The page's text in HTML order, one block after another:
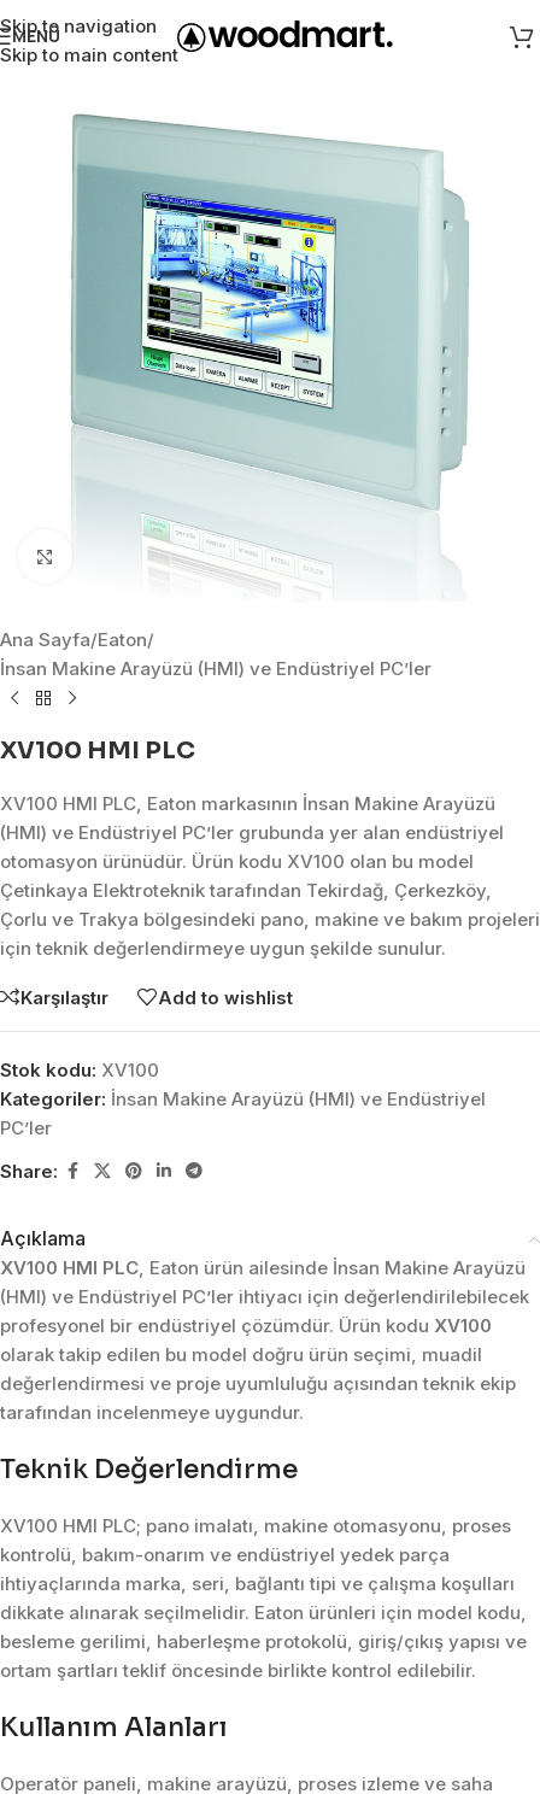
Skip to navigation
Skip to main content
MENÜ
Click to enlarge
Ana Sayfa/Eaton/
İnsan Makine Arayüzü (HMI) ve Endüstriyel PC’ler
XV100 HMI PLC
XV100 HMI PLC, Eaton markasının İnsan Makine Arayüzü
(HMI) ve Endüstriyel PC’ler grubunda yer alan endüstriyel
otomasyon ürünüdür. Ürün kodu XV100 olan bu model
Çetinkaya Elektroteknik tarafından Tekirdağ, Çerkezköy,
Çorlu ve Trakya bölgesindeki pano, makine ve bakım projeleri
için teknik değerlendirmeye uygun şekilde sunulur.
Karşılaştır Add to wishlist
Stok kodu: XV100
Kategoriler: İnsan Makine Arayüzü (HMI) ve Endüstriyel
PC’ler
Share:
Açıklama
XV100 HMI PLC, Eaton ürün ailesinde İnsan Makine Arayüzü
(HMI) ve Endüstriyel PC’ler ihtiyacı için değerlendirilebilecek
profesyonel bir endüstriyel çözümdür. Ürün kodu XV100
olarak takip edilen bu model doğru ürün seçimi, muadil
değerlendirmesi ve proje uyumluluğu açısından teknik ekip
tarafından incelenmeye uygundur.
Teknik Değerlendirme
XV100 HMI PLC; pano imalatı, makine otomasyonu, proses
kontrolü, bakım-onarım ve endüstriyel yedek parça
ihtiyaçlarında marka, seri, bağlantı tipi ve çalışma koşulları
dikkate alınarak seçilmelidir. Eaton ürünleri için model kodu,
besleme gerilimi, haberleşme protokolü, giriş/çıkış yapısı ve
ortam şartları teklif öncesinde birlikte kontrol edilebilir.
Kullanım Alanları
Operatör paneli, makine arayüzü, proses izleme ve saha